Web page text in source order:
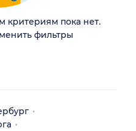
критериям пока нет.
фильтры